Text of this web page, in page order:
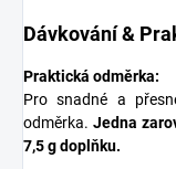
Dávkování &
Praktická odměrka:
Pro snadné a
odměrka. Jedna
7,5 g doplňku.